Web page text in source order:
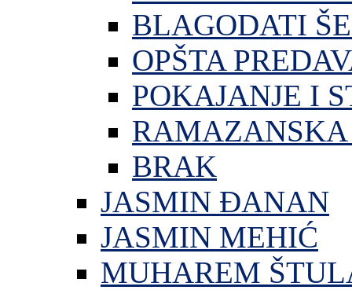
BLAGODATI
OPŠTA
POKAJANJE I
RAMAZANSKA
BRAK
JASMIN ĐANAN
JASMIN MEHIĆ
MUHAREM